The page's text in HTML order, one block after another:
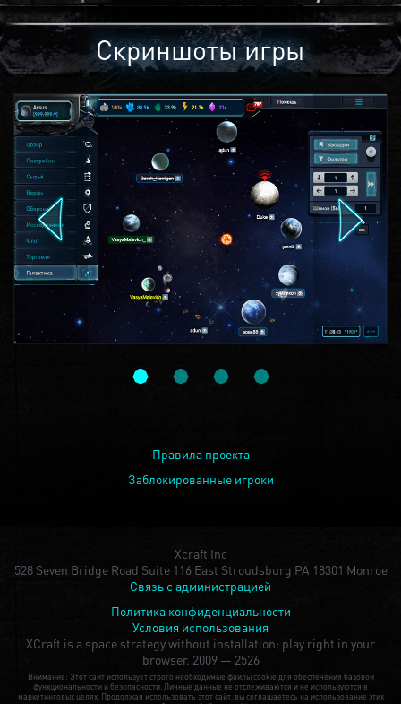
Скриншоты игры
Правила проекта
Заблокированные игроки
Xcraft Inc
528 Seven Bridge Road Suite 116 East Stroudsburg PA 18301 Monroe
Связь с администрацией
Политика конфиденциальности
Условия использования
XCraft is a space strategy without installation: play right in your
browser. 2009 — 2526
Внимание: Этот сайт использует строго необходимые файлы cookie для обеспечения базовой
функциональности и безопасности. Личные данные не отслеживаются и не используются в
маркетинговых целях. Продолжая использовать этот сайт, вы соглашаетесь на использование этих